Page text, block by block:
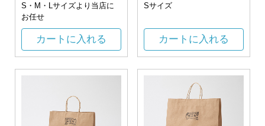
S・M・Lサイズより当店に
お任せ
カートに入れる
Sサイズ
カートに入れる